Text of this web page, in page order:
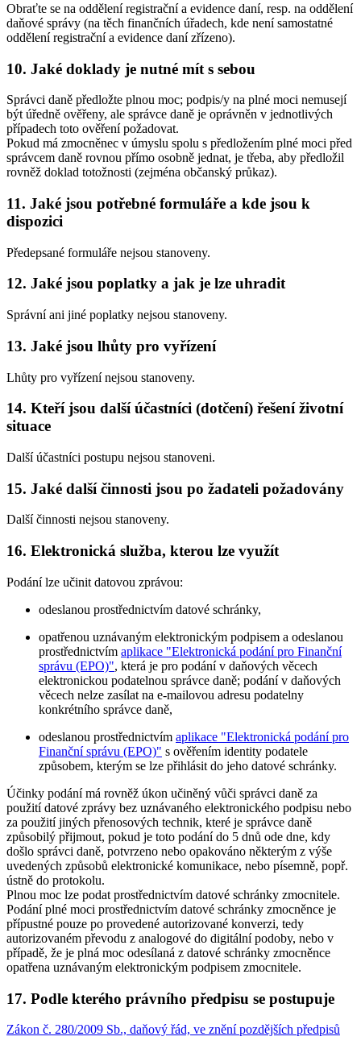
Obraťte se na oddělení registrační a evidence daní, resp. na oddělení
daňové správy (na těch finančních úřadech, kde není samostatné
oddělení registrační a evidence daní zřízeno).
10. Jaké doklady je nutné mít s sebou
Správci daně předložte plnou moc; podpis/y na plné moci nemusejí
být úředně ověřeny, ale správce daně je oprávněn v jednotlivých
případech toto ověření požadovat.
Pokud má zmocněnec v úmyslu spolu s předložením plné moci před
správcem daně rovnou přímo osobně jednat, je třeba, aby předložil
rovněž doklad totožnosti (zejména občanský průkaz).
11. Jaké jsou potřebné formuláře a kde jsou k
dispozici
Předepsané formuláře nejsou stanoveny.
12. Jaké jsou poplatky a jak je lze uhradit
Správní ani jiné poplatky nejsou stanoveny.
13. Jaké jsou lhůty pro vyřízení
Lhůty pro vyřízení nejsou stanoveny.
14. Kteří jsou další účastníci (dotčení) řešení životní
situace
Další účastníci postupu nejsou stanoveni.
15. Jaké další činnosti jsou po žadateli požadovány
Další činnosti nejsou stanoveny.
16. Elektronická služba, kterou lze využít
Podání lze učinit datovou zprávou:
odeslanou prostřednictvím datové schránky,
opatřenou uznávaným elektronickým podpisem a odeslanou
prostřednictvím aplikace "Elektronická podání pro Finanční
správu (EPO)", která je pro podání v daňových věcech
elektronickou podatelnou správce daně; podání v daňových
věcech nelze zasílat na e-mailovou adresu podatelny
konkrétního správce daně,
odeslanou prostřednictvím aplikace "Elektronická podání pro
Finanční správu (EPO)" s ověřením identity podatele
způsobem, kterým se lze přihlásit do jeho datové schránky.
Účinky podání má rovněž úkon učiněný vůči správci daně za
použití datové zprávy bez uznávaného elektronického podpisu nebo
za použití jiných přenosových technik, které je správce daně
způsobilý přijmout, pokud je toto podání do 5 dnů ode dne, kdy
došlo správci daně, potvrzeno nebo opakováno některým z výše
uvedených způsobů elektronické komunikace, nebo písemně, popř.
ústně do protokolu.
Plnou moc lze podat prostřednictvím datové schránky zmocnitele.
Podání plné moci prostřednictvím datové schránky zmocněnce je
přípustné pouze po provedené autorizované konverzi, tedy
autorizovaném převodu z analogové do digitální podoby, nebo v
případě, že je plná moc odesílaná z datové schránky zmocněnce
opatřena uznávaným elektronickým podpisem zmocnitele.
17. Podle kterého právního předpisu se postupuje
Zákon č. 280/2009 Sb., daňový řád, ve znění pozdějších předpisů